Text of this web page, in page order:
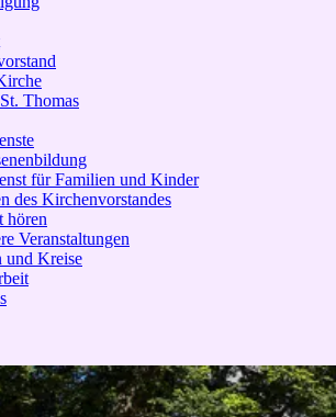
Thomas
für Familien und Kinder
des Kirchenvorstandes
hören
Veranstaltungen
und Kreise